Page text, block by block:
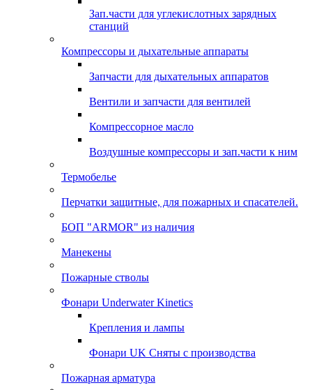
Зап.части для углекислотных зарядных
станций
Компрессоры и дыхательные аппараты
Запчасти для дыхательных аппаратов
Вентили и запчасти для вентилей
Компрессорное масло
Воздушные компрессоры и зап.части к ним
Термобелье
Перчатки защитные, для пожарных и спасателей.
БОП "ARMOR" из наличия
Манекены
Пожарные стволы
Фонари Underwater Kinetics
Крепления и лампы
Фонари UK Сняты с производства
Пожарная арматура